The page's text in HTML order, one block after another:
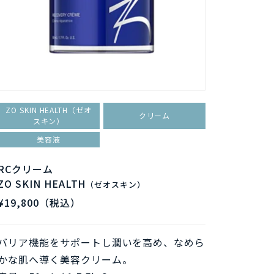
ZO SKIN HEALTH（ゼオ
スキン）
クリーム
美容液
クリーム
SKIN HEALTH （ゼオスキン）
（税込）
リア機能をサポートし潤いを高め、なめら
な肌へ導く美容クリーム。